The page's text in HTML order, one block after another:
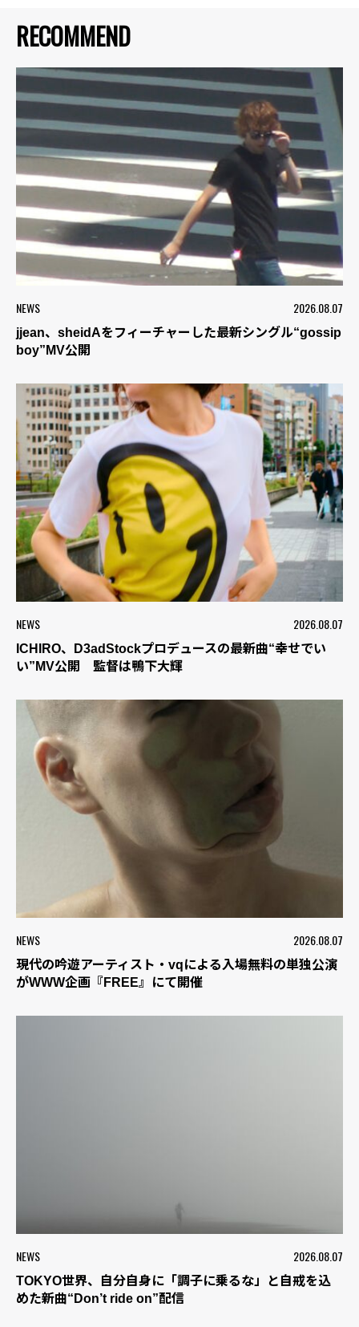
RECOMMEND
NEWS 2026.08.07
jjean、sheidAをフィーチャーした最新シングル“gossip
boy”MV公開
NEWS 2026.08.07
ICHIRO、D3adStockプロデュースの最新曲“幸せでい
い”MV公開 監督は鴨下大輝
NEWS 2026.08.07
現代の吟遊アーティスト・vqによる入場無料の単独公演
がWWW企画『FREE』にて開催
NEWS 2026.08.07
TOKYO世界、自分自身に「調子に乗るな」と自戒を込
めた新曲“Don’t ride on”配信